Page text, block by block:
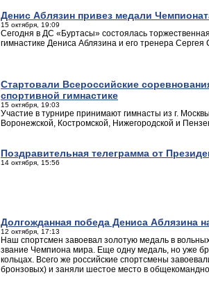
Денис Аблязин привез медали
15 октября, 19:09
Сегодня в ДС «Буртасы» состоялась
гимнастике Дениса Аблязина и его тренера Сергея
Стартовали Всероссийские
спортивной гимнастике
15 октября, 19:03
Участие в турнире принимают гимнасты из г.
Воронежской, Костромской, Нижегородской и
Поздравительная телеграмма от
14 октября, 15:56
Долгожданная победа Дениса Аблязина
12 октября, 17:13
Наш спортсмен завоевал золотую медаль в
звание Чемпиона мира. Еще одну медаль, но уже
кольцах. Всего же российские спортсмены
бронзовых) и заняли шестое место в